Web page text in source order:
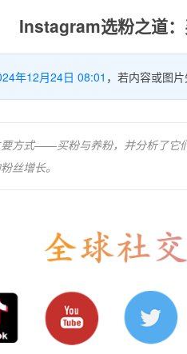
Instagram选粉之道
年12月24日 08:01 ，若内容或图
方式——买粉与养粉，并分析了它
丝增长。